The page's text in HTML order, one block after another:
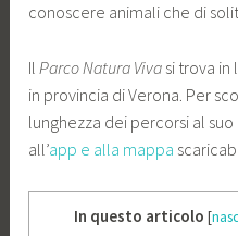
conoscere animali che di
IlParco Natura Viva si trova in
in provincia di Verona. Per
lunghezza dei percorsi al
all’app e alla mappa
In questo articolo [